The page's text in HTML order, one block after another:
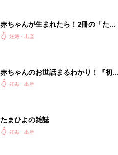
赤ちゃんが生まれたら！2冊の「たま
ひよ」
妊娠・出産
赤ちゃんのお世話まるわかり！『初め
てのひよこクラブ 夏号』〈巻頭大特
妊娠・出産
たまひよの雑誌
妊娠・出産